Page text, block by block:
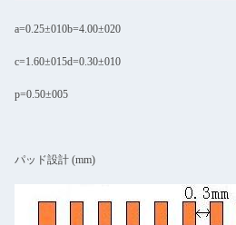
a=0.25±010b=4.00±020
c=1.60±015d=0.30±010
p=0.50±005
パッド設計 (mm)